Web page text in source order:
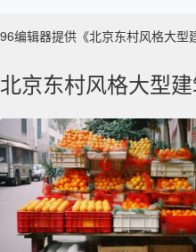
96编辑器提供《北京东村风格大
北京东村风格大型